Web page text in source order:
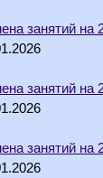
занятий на
занятий на
занятий на